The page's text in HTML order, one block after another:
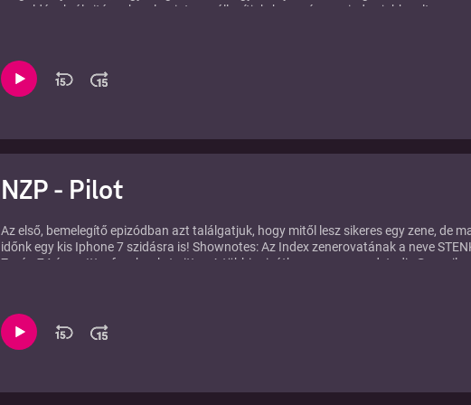
megoldásokról vitázunk, valamint megállapítjuk, hogy régen minden jobb volt.
NZP - Pilot
Az első, bemelegítő epizódban azt találgatjuk, hogy mitől lesz sikeres egy zene, de
időnk egy kis Iphone 7 szidásra is! Shownotes: Az Index zenerovatának a neve
Zorán 74 éves. Itt a facebook, twitter. A többi privátban a